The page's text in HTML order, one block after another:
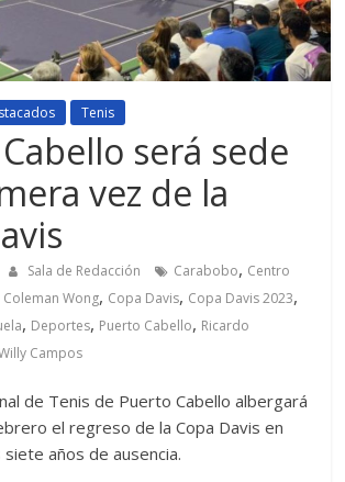
Tenis
será sede
vez de la
Sala de Redacción Carabobo, Centro
Coleman Wong, Copa Davis, Copa Davis 2023,
, Deportes, Puerto Cabello, Ricardo
Campos
de Tenis de Puerto Cabello albergará
el regreso de la Copa Davis en
años de ausencia.